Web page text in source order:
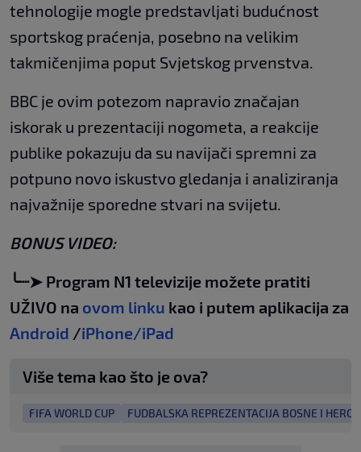
tehnologije mogle predstavljati budućnost
sportskog praćenja, posebno na velikim
takmičenjima poput Svjetskog prvenstva.
BBC je ovim potezom napravio značajan
iskorak u prezentaciji nogometa, a reakcije
publike pokazuju da su navijači spremni za
potpuno novo iskustvo gledanja i analiziranja
najvažnije sporedne stvari na svijetu.
BONUS VIDEO:
╰┈➤ Program N1 televizije možete pratiti
UŽIVO na ovom linku kao i putem aplikacija za
Android /iPhone/iPad
Više tema kao što je ova?
FIFA WORLD CUP FUDBALSKA REPREZENTACIJA BOSNE I